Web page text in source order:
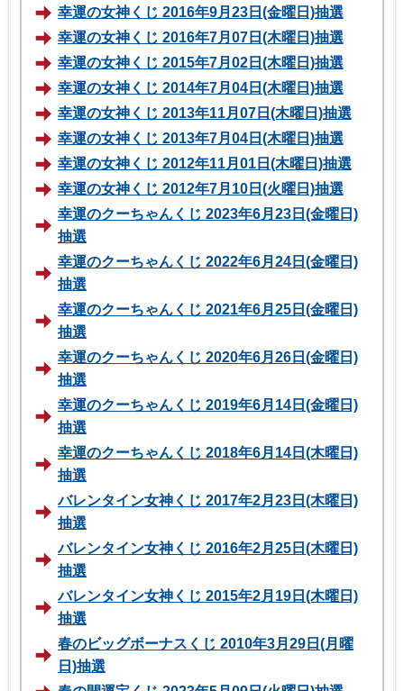
幸運の女神くじ 2016年9月23日(金曜日)抽選
幸運の女神くじ 2016年7月07日(木曜日)抽選
幸運の女神くじ 2015年7月02日(木曜日)抽選
幸運の女神くじ 2014年7月04日(木曜日)抽選
幸運の女神くじ 2013年11月07日(木曜日)抽選
幸運の女神くじ 2013年7月04日(木曜日)抽選
幸運の女神くじ 2012年11月01日(木曜日)抽選
幸運の女神くじ 2012年7月10日(火曜日)抽選
幸運のクーちゃんくじ 2023年6月23日(金曜日)
抽選
幸運のクーちゃんくじ 2022年6月24日(金曜日)
抽選
幸運のクーちゃんくじ 2021年6月25日(金曜日)
抽選
幸運のクーちゃんくじ 2020年6月26日(金曜日)
抽選
幸運のクーちゃんくじ 2019年6月14日(金曜日)
抽選
幸運のクーちゃんくじ 2018年6月14日(木曜日)
抽選
バレンタイン女神くじ 2017年2月23日(木曜日)
抽選
バレンタイン女神くじ 2016年2月25日(木曜日)
抽選
バレンタイン女神くじ 2015年2月19日(木曜日)
抽選
春のビッグボーナスくじ 2010年3月29日(月曜
日)抽選